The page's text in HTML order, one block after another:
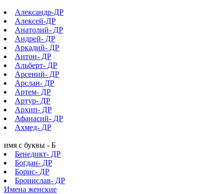
Александр-ДР
Алексей-ДР
Анатолий- ДР
Андрей- ДР
Аркадий- ДР
Антон- ДР
Альберт- ДР
Арсений- ДР
Арслан- ДР
Артем- ДР
Артур- ДР
Архип- ДР
Афанасий- ДР
Ахмед- ДР
имя с буквы - Б
Бенедикт- ДР
Богдан- ДР
Борис- ДР
Бронислав- ДР
Имена женские